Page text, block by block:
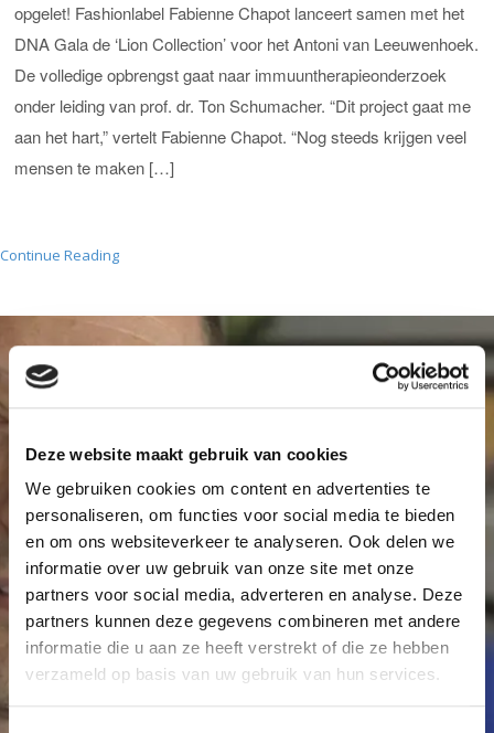
Deze website maakt gebruik van cookies
We gebruiken cookies om content en advertenties te
personaliseren, om functies voor social media te bieden
en om ons websiteverkeer te analyseren. Ook delen we
informatie over uw gebruik van onze site met onze
partners voor social media, adverteren en analyse. Deze
partners kunnen deze gegevens combineren met andere
informatie die u aan ze heeft verstrekt of die ze hebben
verzameld op basis van uw gebruik van hun services.
opgelet! Fashionlabel Fabienne Chapot lanceert samen met het
DNA Gala de ‘Lion Collection’ voor het Antoni van Leeuwenhoek.
De volledige opbrengst gaat naar immuuntherapieonderzoek
onder leiding van prof. dr. Ton Schumacher. “Dit project gaat me
aan het hart,” vertelt Fabienne Chapot. “Nog steeds krijgen veel
mensen te maken […]
Continue Reading
Maak meer onderzoek
mogelijk
Elke donatie, klein of groot, is welkom en draagt
bij aan kankeronderzoek in het Antoni van
Leeuwenhoek. Met uw hulp kunnen we meer
onderzoek mogelijk maken en er voor zorgen dat
kanker geen dodelijke ziekte meer hoeft te zijn.